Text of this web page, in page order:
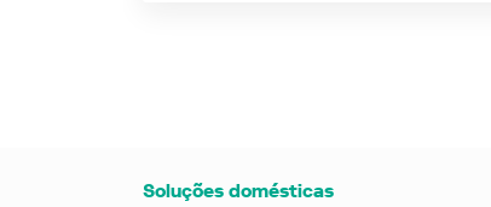
Soluções domésticas